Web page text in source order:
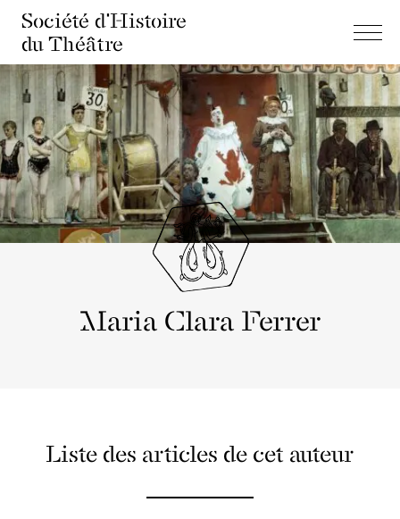
Société d'Histoire
du Théâtre
Maria Clara Ferrer
Liste des articles de cet auteur